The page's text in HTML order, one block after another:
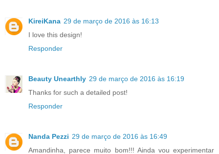
KireiKana 29 de março de 2016 às 16:13
I love this design!
Responder
Beauty Unearthly 29 de março de 2016 às 16:19
Thanks for such a detailed post!
Responder
Nanda Pezzi 29 de março de 2016 às 16:49
Amandinha, parece muito bom!!! Ainda vou experimentar